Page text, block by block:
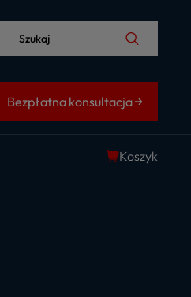
Szukaj
Bezpłatna konsultacja
Koszyk